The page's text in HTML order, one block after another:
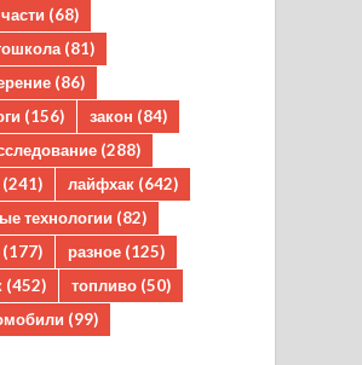
(68)
(81)
(86)
(156) закон (84)
(288)
(241) лайфхак (642)
технологии (82)
(177) разное (125)
(452) топливо (50)
(99)